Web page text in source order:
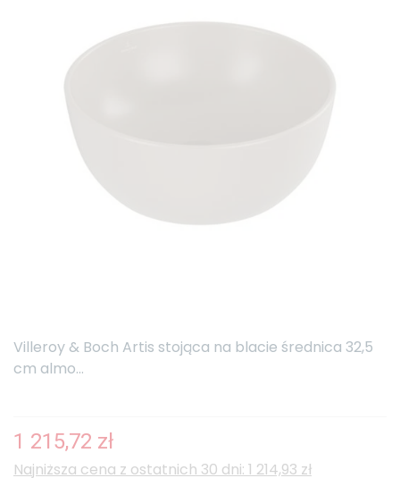
Villeroy & Boch Artis stojąca na blacie średnica 32,5
cm almo...
1 215,72 zł
Najniższa cena z ostatnich 30 dni: 1 214,93 zł